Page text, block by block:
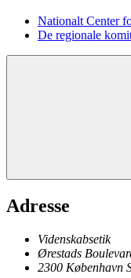
Nationalt Center
De regionale
Adresse
Videnskabsetik
Ørestads
2300 København